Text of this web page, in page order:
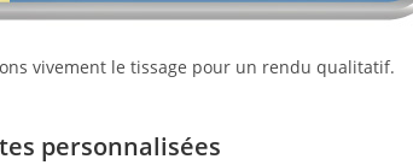
vivement le tissage pour un rendu qualitatif.
personnalisées